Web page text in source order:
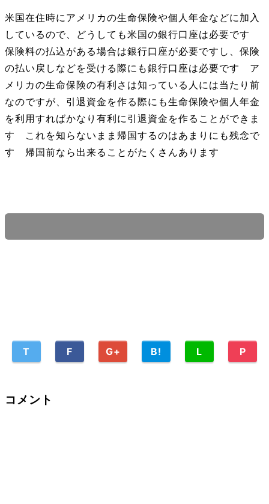
米国在住時にアメリカの生命保険や個人年金などに加入
しているので、どうしても米国の銀行口座は必要です
保険料の払込がある場合は銀行口座が必要ですし、保険
の払い戻しなどを受ける際にも銀行口座は必要です ア
メリカの生命保険の有利さは知っている人には当たり前
なのですが、引退資金を作る際にも生命保険や個人年金
を利用すればかなり有利に引退資金を作ることができま
す これを知らないまま帰国するのはあまりにも残念で
す 帰国前なら出来ることがたくさんあります
T F G+ B! L P
コメント